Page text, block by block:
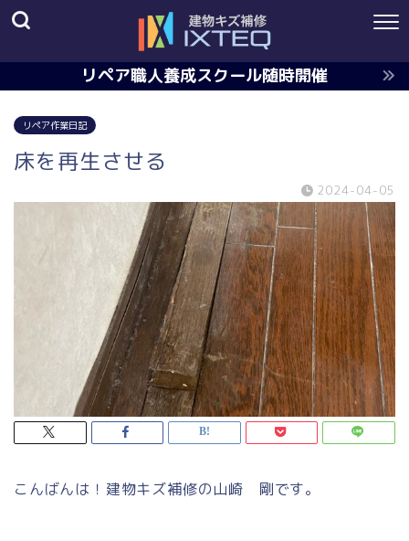
リペア職人養成スクール随時開催
リペア作業日記
床を再生させる
2024-04-05
こんばんは！建物キズ補修の山崎 剛です。